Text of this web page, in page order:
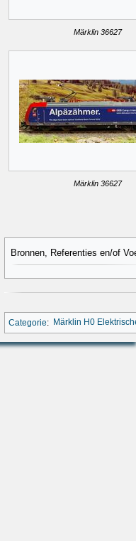
Märklin 36627
Märklin 36627
Bronnen, Referenties en/of
Categorie: Märklin H0